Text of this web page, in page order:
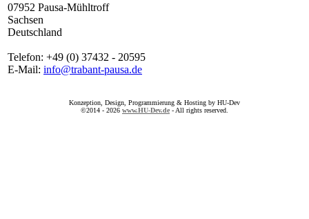
07952 Pausa-Mühltroff
Sachsen
Deutschland
Telefon: +49 (0) 37432 - 20595
E-Mail: info@trabant-pausa.de
Konzeption, Design, Programmierung & Hosting by HU-Dev
©2014 - 2026 www.HU-Dev.de - All rights reserved.